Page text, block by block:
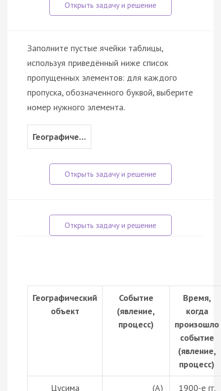
Заполните пустые ячейки таблицы,
используя приведённый ниже список
пропущенных элементов: для каждого
пропуска, обозначенного буквой, выберите
номер нужного элемента.
Географиче…
Географический
объект
Событие
(явление,
процесс)
Время,
когда
произошло
событие
(явление,
процесс)
Цусима ____________ (А) 1900-е гг.